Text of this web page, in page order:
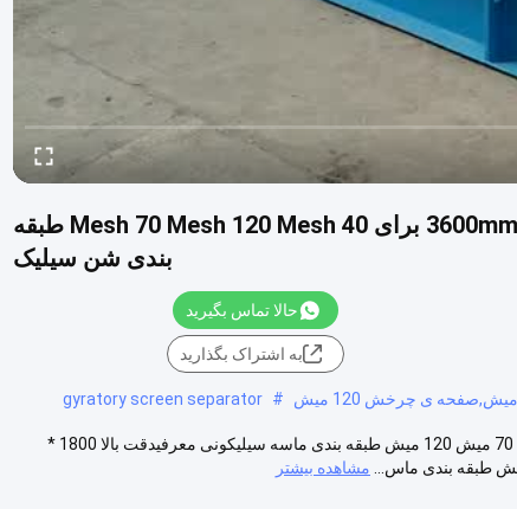
دقت بالا 1800 * 3600mm 3 Deck Rotex Gyratory Screen برای 40 Mesh 70 Mesh 120 Mesh طبقه
بندی شن سیلیک
حالا تماس بگیرید
به اشتراک بگذارید
#
gyratory screen separator
دقت بالا 1800 * 3600mm 3-Deck Rotex Gyratory Screen برای 40 میش 70 میش 120 میش طبقه بندی ماسه سیلیکونی معرفیدقت بالا 1800 *
مشاهده بیشتر